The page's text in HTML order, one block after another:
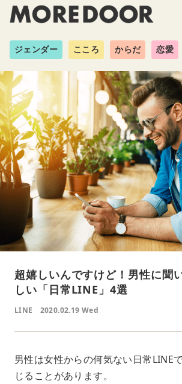
ジェンダー こころ からだ 恋愛
超嬉しいんですけど！男性に聞
しい「日常LINE」4選
LINE 2020.02.19 Wed
男性は女性からの何気ない日常LINE
じることがあります。